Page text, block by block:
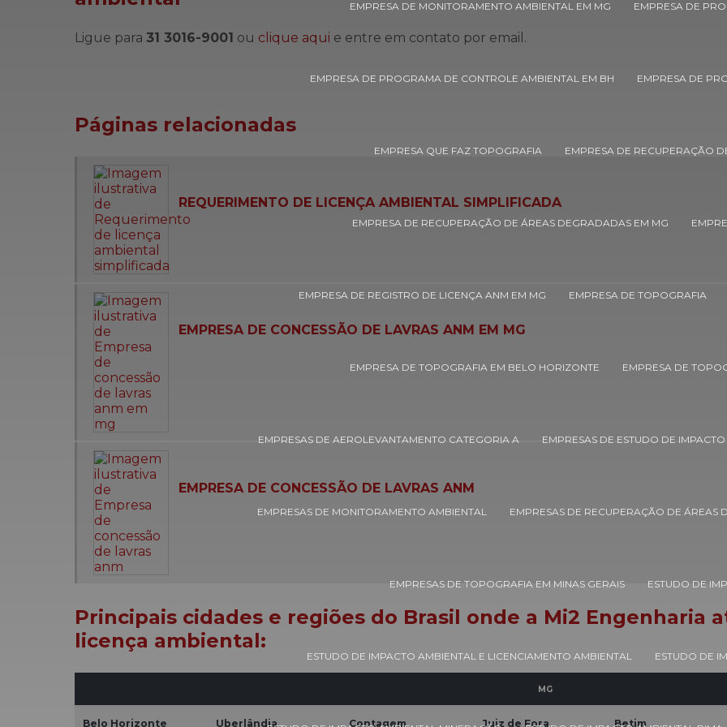
EMPRESA DE MONITORAMENTO AMBIENTAL EM MG EMPRESA DE
EMPRESA DE PROGRAMA DE CONTROLE AMBIENTAL EM BH EMPRESA DE
EMPRESA QUE FAZ TOPOGRAFIA EMPRESA DE RECUPERAÇÃO
EMPRESA DE RECUPERAÇÃO DE ÁREAS DEGRADADAS EM MG
EMPRESA DE REGISTRO DE LICENÇA ANM EM MG EMPRESA DE TOPOGRAFIA
EMPRESA DE TOPOGRAFIA EM BELO HORIZONTE EMPRESA DE
EMPRESAS DE AEROLEVANTAMENTO CATEGORIA A EMPRESAS DE ESTUDO DE
EMPRESAS DE MONITORAMENTO AMBIENTAL EMPRESAS DE RECUPERAÇÃO DE ÁREAS
EMPRESAS DE TOPOGRAFIA EM MINAS GERAIS ESTUDO DE
ESTUDO DE IMPACTO AMBIENTAL E LICENCIAMENTO AMBIENTAL ESTUDO DE
Ligue para 31 3016-9001 ou clique aqui e entre em contato por email.
Páginas relacionadas
REQUERIMENTO DE LICENÇA AMBIENTAL SIMPLIFICADA
EMPRESA DE CONCESSÃO DE LAVRAS ANM EM MG
EMPRESA DE CONCESSÃO DE LAVRAS ANM
Principais cidades e regiões do Brasil onde a Mi2 Engenharia
licença ambiental:
MG
Belo Horizonte Uberlândia Contagem Juiz de Fora Betim